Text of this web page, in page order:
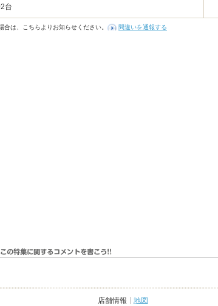
台
は、こちらよりお知らせください。 間違いを通報する
店舗情報 地図